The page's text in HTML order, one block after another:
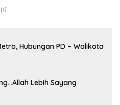
Hubungan PD – Walikota
Lebih Sayang